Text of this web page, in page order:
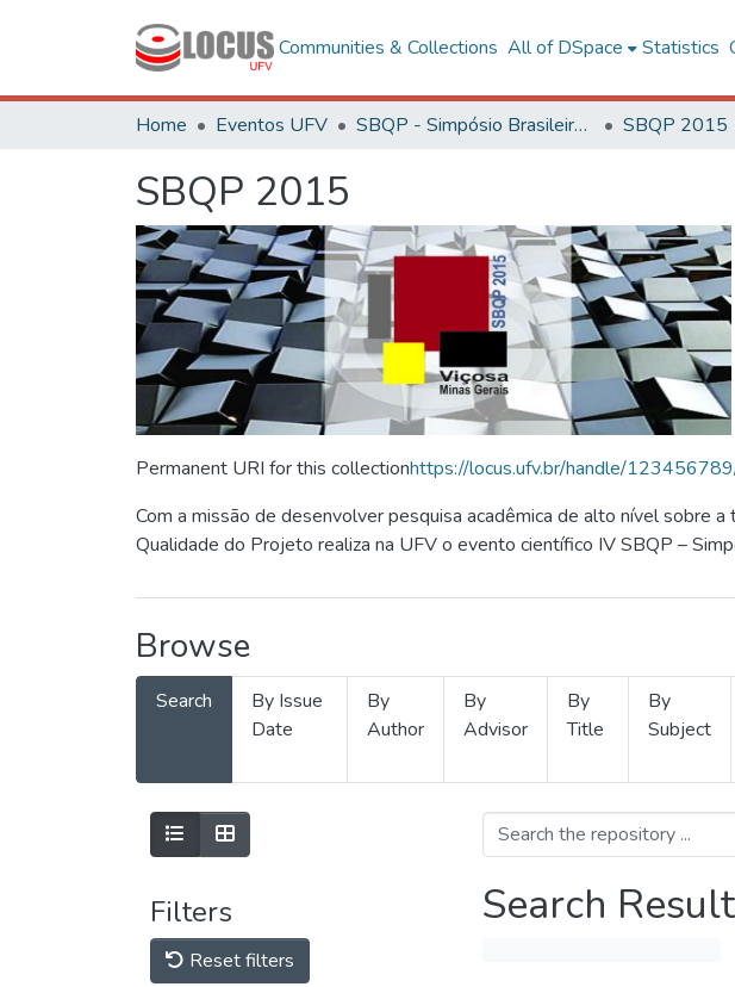
Communities & Collections All of DSpace Statistics
Home Eventos UFV SBQP - Simpósio Brasileiro de Qualidade do Projeto no Ambiente Construído SBQP 2015
SBQP 2015
Permanent URI for this collectionhttps://locus.ufv.br/handle/
Com a missão de desenvolver pesquisa acadêmica de alto nível sobre
Qualidade do Projeto realiza na UFV o evento científico IV SBQP –
Browse
Search
By Issue
Date
By
Author
By
Advisor
By
Title
By
Subject
Filters
Reset filters
Search